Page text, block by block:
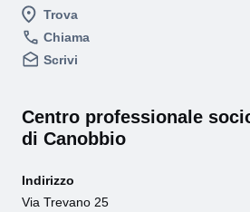
Trova
Chiama
Scrivi
Centro professionale
di Canobbio
Indirizzo
Via Trevano 25